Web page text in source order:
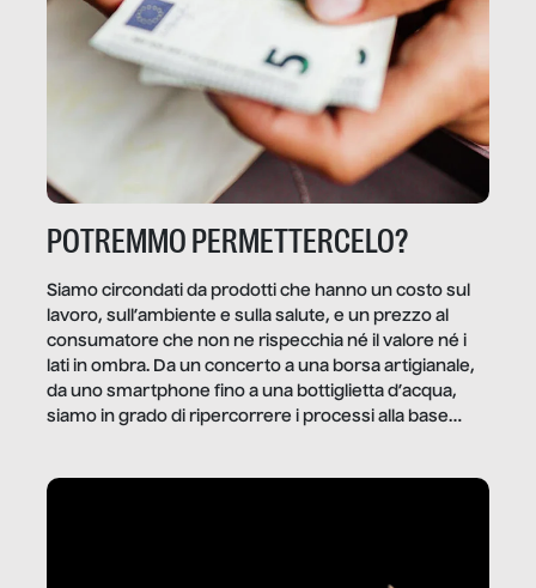
POTREMMO PERMETTERCELO?
Siamo circondati da prodotti che hanno un costo sul
lavoro, sull’ambiente e sulla salute, e un prezzo al
consumatore che non ne rispecchia né il valore né i
lati in ombra. Da un concerto a una borsa artigianale,
da uno smartphone fino a una bottiglietta d’acqua,
siamo in grado di ripercorrere i processi alla base
dietro gli oggetti e i servizi che fanno la nostra vita